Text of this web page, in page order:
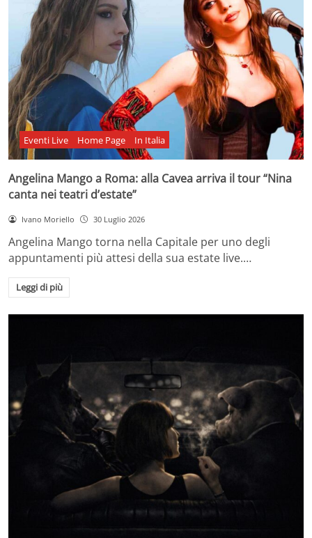
Eventi Live Home Page In Italia
Angelina Mango a Roma: alla Cavea arriva il tour “Nina
canta nei teatri d’estate”
Ivano Moriello 30 Luglio 2026
Angelina Mango torna nella Capitale per uno degli
appuntamenti più attesi della sua estate live.…
Leggi di più